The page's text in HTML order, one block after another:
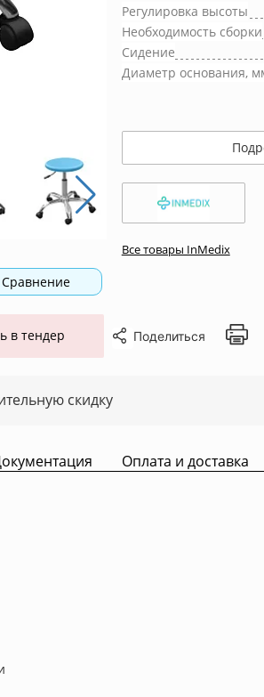
Сравнение
Регулировка высоты
Необходимость сборки
Сидение
Диаметр основания,
Все товары InMedix
в тендер Поделиться
скидку
Оплата и доставка